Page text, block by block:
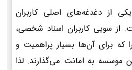
یکی از دغدغه‌های اصلی کاربران
از سویی کاربران اسناد شخصی،
که برای آن‌ها بسیار پراهمیت و
موسسه به امانت می‌گذارند. لذا